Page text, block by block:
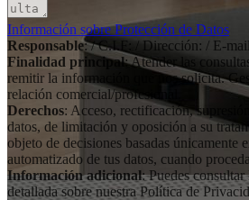
Información sobre Protección de Datos
Responsable: / C.I.F: / Dirección: / E-
Finalidad principal: Atender las
remitir la información que nos solicita.
relación comercial/profesional.
Derechos: Acceso, rectificación,
datos, de limitación y oposición a su
objeto de decisiones basadas únicamente
automatizado de tus datos, cuando
Información adicional: Puedes
detallada sobre nuestra Política de